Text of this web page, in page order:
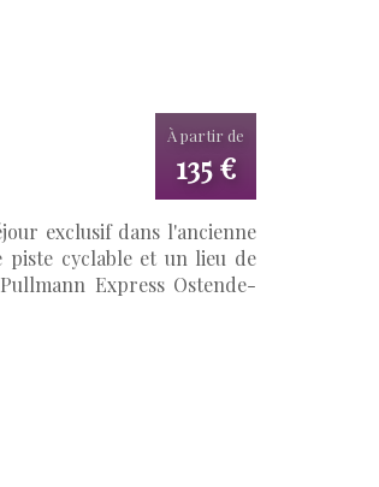
À partir de
135 €
exclusif dans l'ancienne
piste cyclable et un lieu de
Express Ostende-